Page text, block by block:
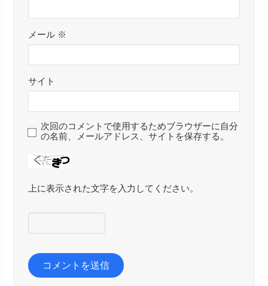
メール ※
サイト
次回のコメントで使用するためブラウザーに自分
の名前、メールアドレス、サイトを保存する。
上に表示された文字を入力してください。